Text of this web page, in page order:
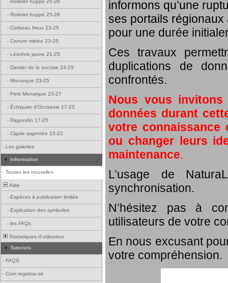
- Roitelet huppé 25-26
- Roitelet huppé 25-26
- Corbeau freux 23-25
- Conure mitrée 23-25
- Léiothrix jaune 21-25
- Damier de la succise 24-25
- Monarque 23-25
- Petit Monarque 23-27
- Échiquier d'Occitanie 17-25
- Ragondin 17-25
- Cigale argentée 15-22
- Les galeries
Information
- Toutes les nouvelles
Aide
- Espèces à publication limitée
- Explication des symboles
- les FAQs
Statistiques d'utilisation
Tutoriels
- FAQS
- Com registrar-se
informons qu’une
ses portails régionaux
pour une durée
Ces travaux
duplications de
confrontés.
Nous vous
données durant
votre connaissance
ou changer leurs
maintenance.
L’usage de
synchronisation.
N’hésitez pas à
utilisateurs de votre
En nous excusant
votre compréhension.